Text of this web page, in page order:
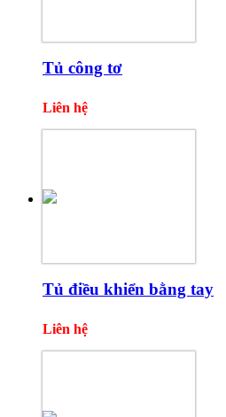
Tủ công tơ
Liên hệ
Tủ điều khiển bằng tay
Liên hệ